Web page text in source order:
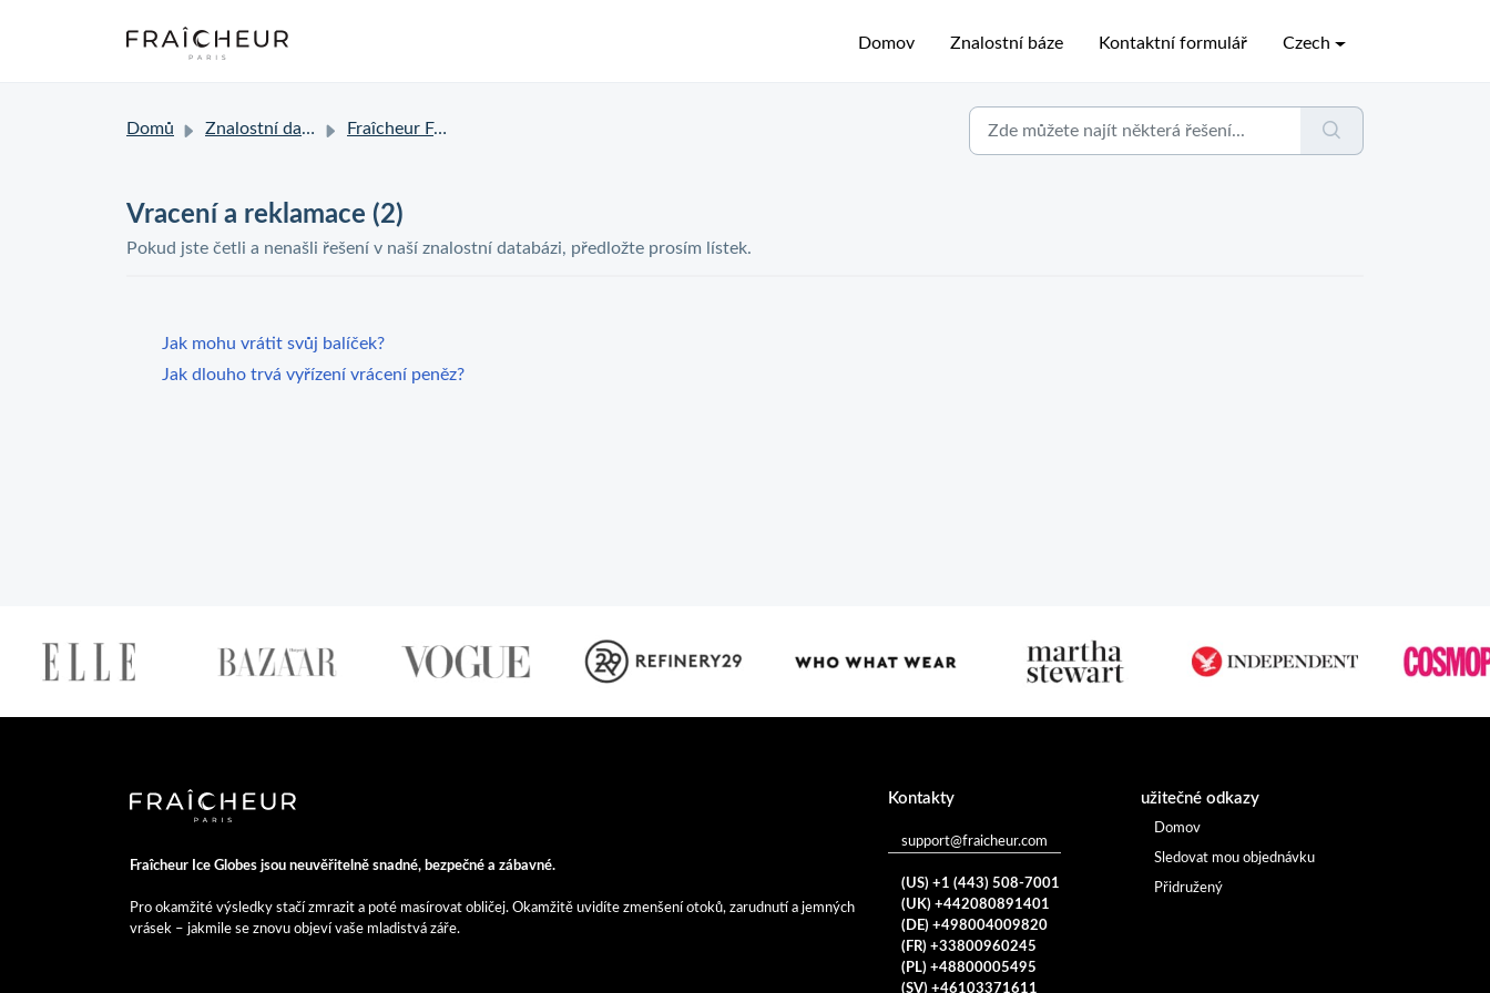
Domov Znalostní báze Kontaktní formulář Czech
Domů Znalostní databáze Fraîcheur FAQ
Vracení a reklamace (2)
Pokud jste četli a nenašli řešení v naší znalostní databázi, předložte prosím lístek.
Jak mohu vrátit svůj balíček?
Jak dlouho trvá vyřízení vrácení peněz?
Fraîcheur Ice Globes jsou neuvěřitelně snadné, bezpečné a zábavné.
Pro okamžité výsledky stačí zmrazit a poté masírovat obličej. Okamžitě uvidíte zmenšení otoků, zarudnutí a jemných
vrásek – jakmile se znovu objeví vaše mladistvá záře.
Kontakty
support@fraicheur.com
(US) +1 (443) 508-7001
(UK) +442080891401
(DE) +498004009820
(FR) +33800960245
(PL) +48800005495
(SV) +46103371611
užitečné odkazy
Domov
Sledovat mou objednávku
Přidružený